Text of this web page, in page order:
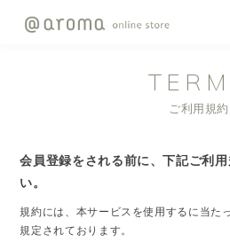
ご利用規約
会員登録をされる前に、下記ご利
い。
規約には、本サービスを使用するに当た
規定されております。